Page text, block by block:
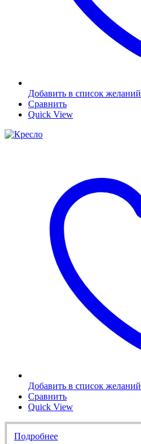
Добавить в список желаний
Сравнить
Quick View
Добавить в список желаний
Сравнить
Quick View
Подробнее